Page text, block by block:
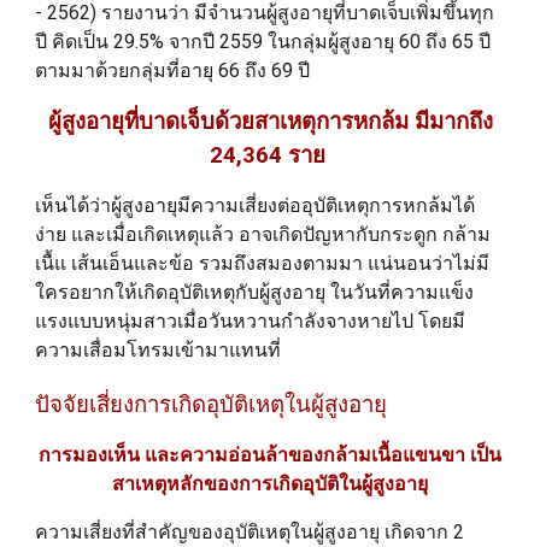
- 2562) รายงานว่า มีจำนวนผู้สูงอายุที่บาดเจ็บเพิ่มขึ้นทุก
ปี คิดเป็น 29.5% จากปี 2559 ในกลุ่มผู้สูงอายุ 60 ถึง 65 ปี
ตามมาด้วยกลุ่มที่อายุ 66 ถึง 69 ปี
ผู้สูงอายุที่บาดเจ็บด้วยสาเหตุการหกล้ม มีมากถึง
24,364 ราย
เห็นได้ว่าผู้สูงอายุมีความเสี่ยงต่ออุบัติเหตุการหกล้มได้
ง่าย และเมื่อเกิดเหตุแล้ว อาจเกิดปัญหากับกระดูก กล้าม
เนื้แ เส้นเอ็นและข้อ รวมถึงสมองตามมา แน่นอนว่าไม่มี
ใครอยากให้เกิดอุบัติเหตุกับผู้สูงอายุ ในวันที่ความแข็ง
แรงแบบหนุ่มสาวเมื่อวันหวานกำลังจางหายไป โดยมี
ความเสื่อมโทรมเข้ามาแทนที่
ปัจจัยเสี่ยงการเกิดอุบัติเหตุในผู้สูงอายุ
การมองเห็น และความอ่อนล้าของกล้ามเนื้อแขนขา เป็น
สาเหตุหลักของการเกิดอุบัติในผู้สูงอายุ
ความเสี่ยงที่สำคัญของอุบัติเหตุในผู้สูงอายุ เกิดจาก 2